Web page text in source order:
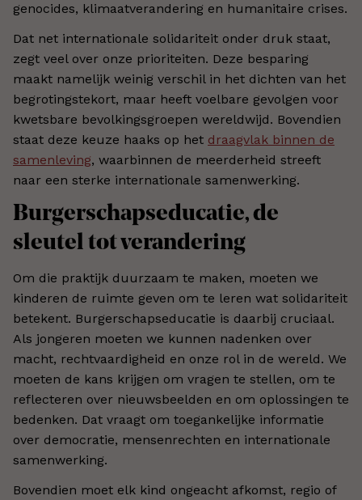
genocides, klimaatverandering en humanitaire crises.
Dat net internationale solidariteit onder druk staat,
zegt veel over onze prioriteiten. Deze besparing
maakt namelijk weinig verschil in het dichten van het
begrotingstekort, maar heeft voelbare gevolgen voor
kwetsbare bevolkingsgroepen wereldwijd. Bovendien
staat deze keuze haaks op het draagvlak binnen de
samenleving, waarbinnen de meerderheid streeft
naar een sterke internationale samenwerking.
Burgerschapseducatie, de
sleutel tot verandering
Om die praktijk duurzaam te maken, moeten we
kinderen de ruimte geven om te leren wat solidariteit
betekent. Burgerschapseducatie is daarbij cruciaal.
Als jongeren moeten we kunnen nadenken over
macht, rechtvaardigheid en onze rol in de wereld. We
moeten de kans krijgen om vragen te stellen, om te
reflecteren over nieuwsbeelden en om oplossingen te
bedenken. Dat vraagt om toegankelijke informatie
over democratie, mensenrechten en internationale
samenwerking.
Bovendien moet elk kind ongeacht afkomst, regio of